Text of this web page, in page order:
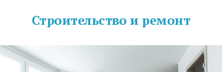
Строительство и ремонт